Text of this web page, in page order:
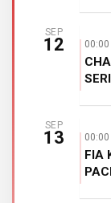
SEP
12 00:00
SEP
13 00:00
FIA